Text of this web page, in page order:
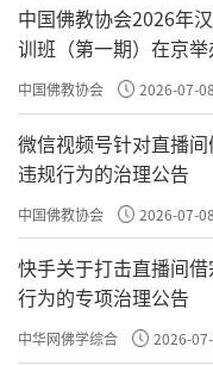
中国佛教协会2026年
训班（第一期）在京
中国佛教协会 2026-07-
微信视频号针对直播
违规行为的治理公告
中国佛教协会 2026-07-
快手关于打击直播间
行为的专项治理公告
中华网佛学综合 2026-